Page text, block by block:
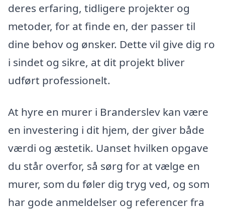
deres erfaring, tidligere projekter og
metoder, for at finde en, der passer til
dine behov og ønsker. Dette vil give dig ro
i sindet og sikre, at dit projekt bliver
udført professionelt.
At hyre en murer i Branderslev kan være
en investering i dit hjem, der giver både
værdi og æstetik. Uanset hvilken opgave
du står overfor, så sørg for at vælge en
murer, som du føler dig tryg ved, og som
har gode anmeldelser og referencer fra